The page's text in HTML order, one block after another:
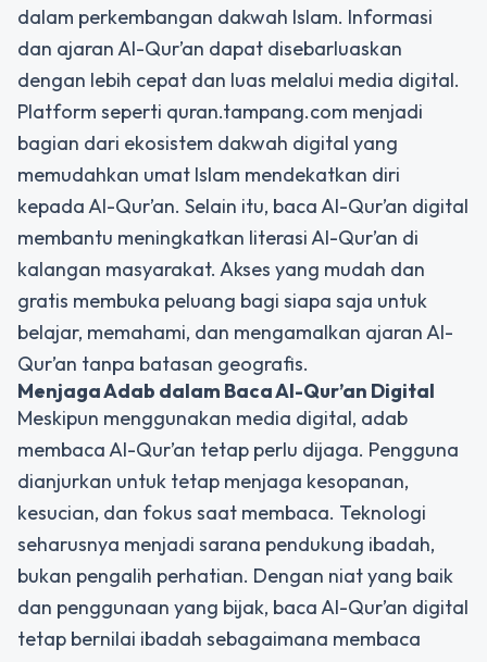
dalam perkembangan dakwah Islam. Informasi
dan ajaran Al-Qur’an dapat disebarluaskan
dengan lebih cepat dan luas melalui media digital.
Platform seperti quran.tampang.com menjadi
bagian dari ekosistem dakwah digital yang
memudahkan umat Islam mendekatkan diri
kepada Al-Qur’an. Selain itu, baca Al-Qur’an digital
membantu meningkatkan literasi Al-Qur’an di
kalangan masyarakat. Akses yang mudah dan
gratis membuka peluang bagi siapa saja untuk
belajar, memahami, dan mengamalkan ajaran Al-
Qur’an tanpa batasan geografis.
Menjaga Adab dalam Baca Al-Qur’an Digital
Meskipun menggunakan media digital, adab
membaca Al-Qur’an tetap perlu dijaga. Pengguna
dianjurkan untuk tetap menjaga kesopanan,
kesucian, dan fokus saat membaca. Teknologi
seharusnya menjadi sarana pendukung ibadah,
bukan pengalih perhatian. Dengan niat yang baik
dan penggunaan yang bijak, baca Al-Qur’an digital
tetap bernilai ibadah sebagaimana membaca